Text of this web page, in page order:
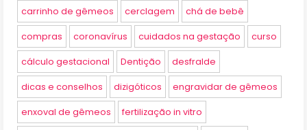
carrinho de gêmeos cerclagem chá de bebê
compras coronavírus cuidados na gestação curso
cálculo gestacional Dentição desfralde
dicas e conselhos dizigóticos engravidar de gêmeos
enxoval de gêmeos fertilização in vitro